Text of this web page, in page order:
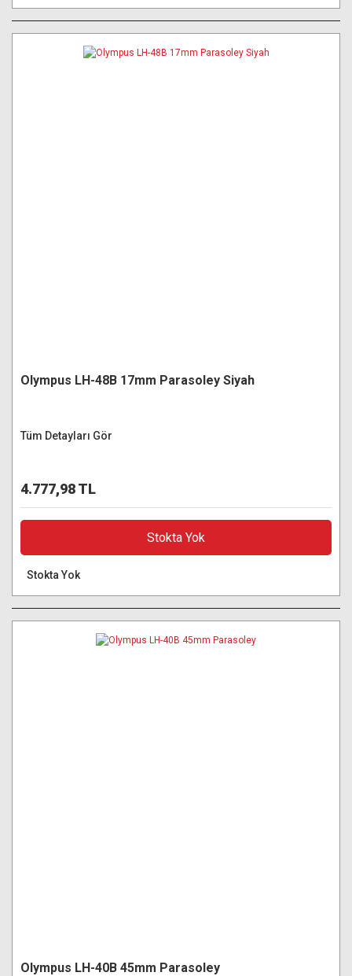
Olympus LH-48B 17mm Parasoley Siyah
Tüm Detayları Gör
4.777,98 TL
Stokta Yok
Stokta Yok
Olympus LH-40B 45mm Parasoley